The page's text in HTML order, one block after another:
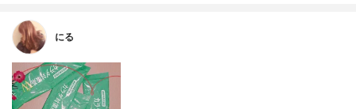
にる